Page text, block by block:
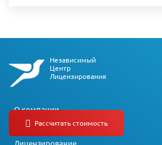
Независимый
Центр
Лицензирования
О компании
СРО
Лицензирование